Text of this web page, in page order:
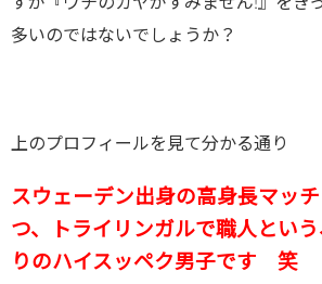
多いのではないでしょうか？
上のプロフィールを見て分かる通り
スウェーデン出身の高身長マッ
つ、トライリンガルで職人 とい
りのハイスッペク男子です 笑